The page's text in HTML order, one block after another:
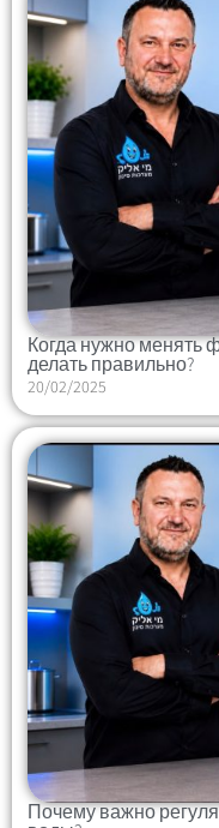
Когда нужно менять
делать правильно?
20/02/2025
Почему важно